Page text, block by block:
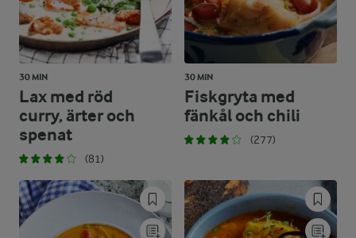
30 MIN
Lax med röd
curry, ärter och
spenat
(81)
30 MIN
Fiskgryta med
fänkål och chili
(277)